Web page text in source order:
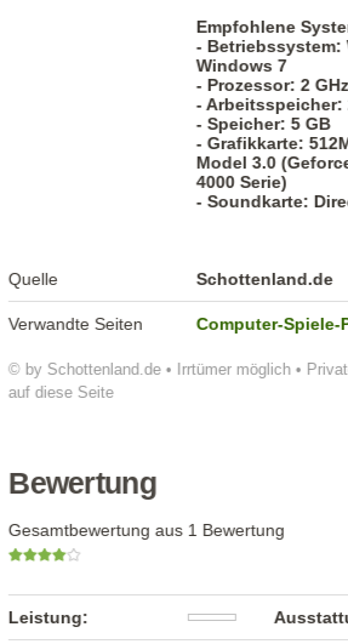
© by Schottenland.de • Irrtümer möglich •
auf diese Seite
Empfohlene
- Betriebssystem:
Windows 7
- Prozessor: 2
- Arbeitsspeicher:
- Speicher: 5 GB
- Grafikkarte:
Model 3.0
4000 Serie)
- Soundkarte:
Quelle Schottenland.de
Verwandte Seiten Computer-Spiele-
Bewertung
Gesamtbewertung aus 1 Bewertung
Leistung: